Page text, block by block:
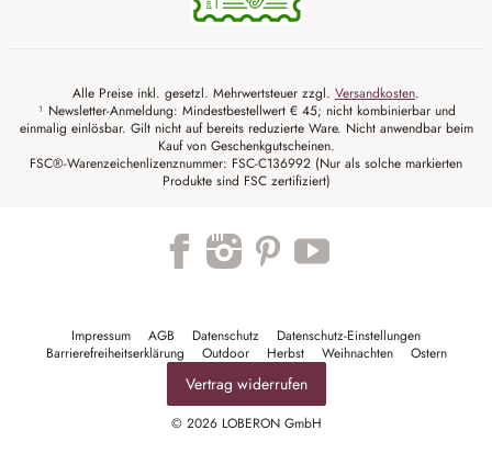
Alle Preise inkl. gesetzl. Mehrwertsteuer zzgl. Versandkosten.
¹ Newsletter-Anmeldung: Mindestbestellwert € 45; nicht kombinierbar und
einmalig einlösbar. Gilt nicht auf bereits reduzierte Ware. Nicht anwendbar beim
Kauf von Geschenkgutscheinen.
FSC®-Warenzeichenlizenznummer: FSC-C136992 (Nur als solche markierten
Produkte sind FSC zertifiziert)
Impressum AGB Datenschutz
Datenschutz-Einstellungen
Barrierefreiheitserklärung
Outdoor Herbst Weihnachten Ostern
Vertrag widerrufen
© 2026 LOBERON GmbH